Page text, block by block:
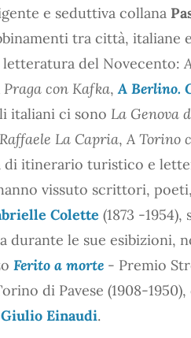
e seduttiva collana
tra città, italiane
letteratura del Novecento:
Praga con Kafka,A Berlino.
italiani ci sono La Genova
La Capria, A Torino
di itinerario turistico e
vissuto scrittori,
Colette (1873 -
durante le sue esibizioni,
Ferito a morte - Premio
di Pavese (1908-
Einaudi.